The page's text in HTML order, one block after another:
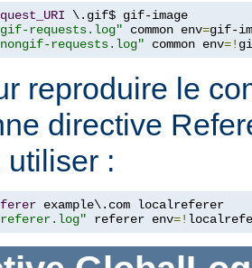
requests.log" common env=
requests.log" common env=!
reproduire le
directive
utiliser :
referer env=!